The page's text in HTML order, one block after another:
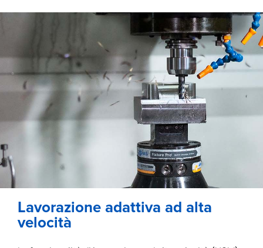
Lavorazione adattiva ad alta
velocità